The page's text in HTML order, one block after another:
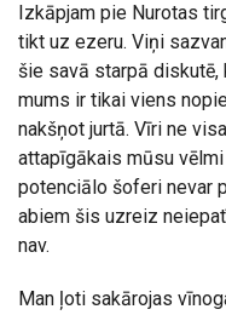
Izkāpjam pie Nurotas
tikt uz ezeru. Viņi
šie savā starpā diskutē,
mums ir tikai viens
nakšņot jurtā. Vīri ne
attapīgākais mūsu
potenciālo šoferi nevar
abiem šis uzreiz
nav.
Man ļoti sakārojas